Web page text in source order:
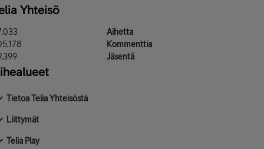
Yhteisö
Aihetta
Kommenttia
Jäsentä
Tietoa Telia Yhteisöstä
Liittymät
Telia Play